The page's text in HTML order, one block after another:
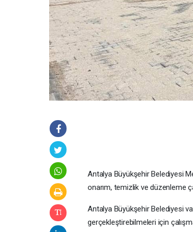
Antalya Büyükşehir Belediyesi
onarım, temizlik ve düzenleme
Antalya Büyükşehir Belediyesi
gerçekleştirebilmeleri için